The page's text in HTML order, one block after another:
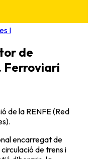
I
de
Ferroviari
de la RENFE (Red
encarregat de
de trens i